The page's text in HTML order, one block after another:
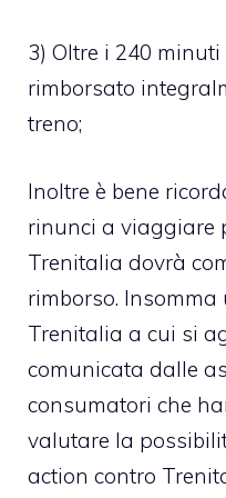
3) Oltre i 240
rimborsato
treno;
Inoltre è bene
rinunci a viaggiare
Trenitalia dovrà
rimborso.
Trenitalia a cui si
comunicata dalle
consumatori che
valutare la
action contro